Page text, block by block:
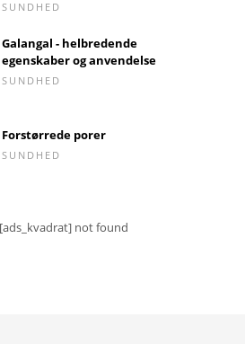
SUNDHED
Galangal - helbredende
egenskaber og anvendelse
SUNDHED
Forstørrede porer
SUNDHED
not found